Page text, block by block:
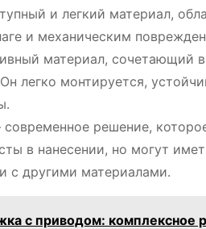
и легкий материал,
и механическим
материал, сочетающий
легко монтируется,
современное решение,
в нанесении, но могут
с другими материалами․
с приводом: комплексное